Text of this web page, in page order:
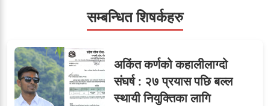
६सहसचिवमा प्रथम भएका
विजयकुमार शर्माको लोकसेवा
टिप्स
सम्बन्धित शिषर्कहरु
अकिंत कर्णको कहालीलाग्दो
संघर्ष : २७ प्रयास पछि बल्ल
स्थायी नियुक्तिका लागि